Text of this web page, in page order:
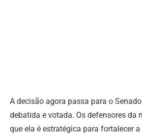
A decisão agora passa para o
debatida e votada. Os defensores da
que ela é estratégica para fortalecer